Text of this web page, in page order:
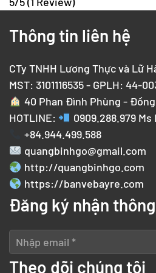
Thông tin liên hệ
CTy TNHH Lương Thực và Lữ
MST: 3101116535 - GPLH: 44-
40 Phan Đình Phùng -
HOTLINE:
0909.288.979Ms
+84.944.499.588
quangbinhgo@gmail.com
http://quangbinhgo.com
https://banvebayre.com
Đăng ký nhận
Theo dõi chúng tôi